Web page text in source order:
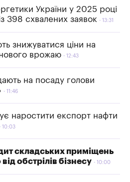
України у 2025 році
398 схвалених заявок
13:31
знижуватися ціни на
врожаю
12:43
на посаду голови
11:46
наростити експорт нафти
10:03
складських приміщень
обстрілів бізнесу
10:00